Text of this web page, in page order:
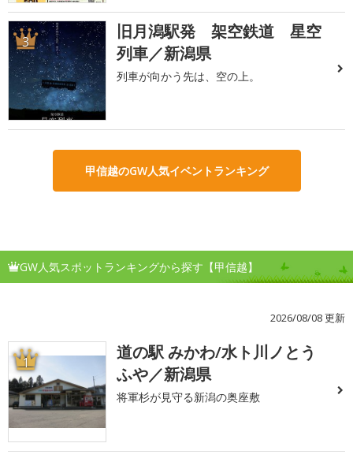
3
旧月潟駅発 架空鉄道 星空
列車／新潟県
列車が向かう先は、空の上。
甲信越のGW人気イベントランキング
GW人気スポットランキングから探す【甲信越】
2026/08/08 更新
1
道の駅 みかわ/水ト川ノとう
ふや／新潟県
将軍杉が見守る新潟の奥座敷